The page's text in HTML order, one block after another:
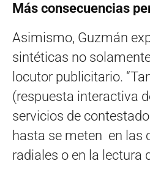
Más consecuencias
Asimismo, Guzmán
sintéticas no
locutor publicitario.
(respuesta interactiva
servicios de
hasta se meten en las
radiales o en la lectura